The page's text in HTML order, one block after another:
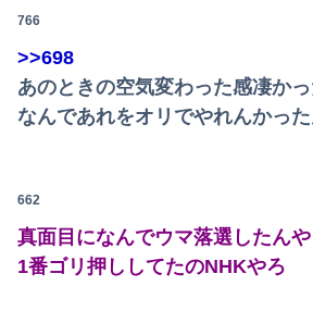
766
>>698
あのときの空気変わった感凄か
なんであれをオリでやれんかっ
662
真面目になんでウマ落選したんや
1番ゴリ押ししてたのNHKやろ